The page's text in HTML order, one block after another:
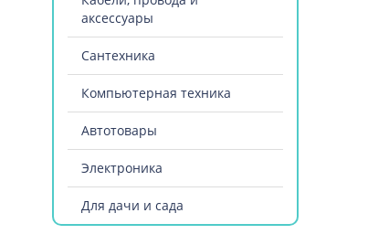
аксессуары
Сантехника
Компьютерная техника
Автотовары
Электроника
Для дачи и сада